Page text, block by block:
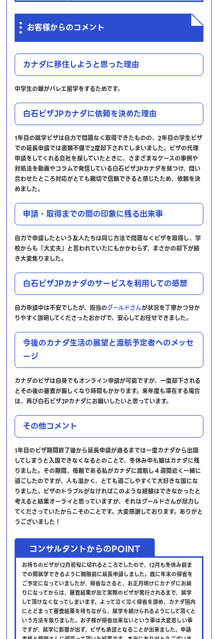
お客様からのコメント
カナダに移住しようと思った理由
中学生の娘がバレエ留学をするためです。
白石ビザJPカナダに依頼を決めた理由
1年目の就学ビザは自力で問題なく取得できたものの、2年目の学生ビザ
での延長申請では書類不備で2度却下されてしまいました。ビザの代理
申請をしてくれる会社を探していたときに、さまざまなケースの事例や
対処法を動画やコラムで発信している白石ビザJPカナダを見つけ、問い
合わせたところ対応がとても親切で信頼できると感じたため、依頼を決
めました。
申請・取得までの間の印象に残る出来事
自力で申請したという友人たちは同じ方法で問題なくビザを取得し、学
校からも「大丈夫」と言われていたにもかかわらず、まさかの却下が続
き大変焦りました。
白石ビザJPカナダのサービスを利用しての感想
自力申請中は不安でしたが、担当のグールドさんが状況を丁寧かつ分か
りやすく説明してくださったおかげで、安心してお任せできました。
今後のカナダ生活の展望と渡航予定者へのメッセ
ージ
カナダのビザは自身でもオンライン申請が可能ですが、一度却下される
とその後の審査が厳しくなり時間もかかります。来年度も滞在する場合
は、再び白石ビザJPカナダにお願いしたいと思っています。
その他コメント
1年目のビザ期間終了後から延長申請が通るまでは一度カナダから出国
してしまうと入国できなくなるとのことで、冬休み中も娘はカナダに残
りました。その期間、母親である私がカナダに渡航し４週間近く一緒に
過ごしたのですが、人も温かく、とても過ごしやすくて大好きな国にな
りました。ビザのトラブルがなければこのような経験はできなかったと
考えると結果オーライと思っていますが、それはグールドさんが尽力し
てくださっていたからこそのことです。大変感謝しております。ありがと
うございました！
コンサルタントからのPOINT
お持ちのビザが12月初旬に切れるところでしたので、12月も冬休み前ま
での間就学できるように期限前に延長申請しました。既に年末の帰省を
ご予定になっていましたが、帰省なさると、お正月明けにカナダにお戻
りになってからは、審査結果が出て実際のビザが発行されるまで、就学
して頂けなくなってしまいます。よって泣く泣く帰省を諦め、カナダ国内
にとどまって審査結果を待ちながら、就学を続けられるようにして頂くと
いう方法を取りました。お子様が帰省出来ないという事は大変悲しい事
ですが、就学に影響が出ず、ビザも承認となることが出来ました。申請